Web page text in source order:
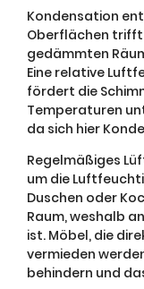
Kondensation
Oberflächen
gedämmten
Eine relative
fördert die
Temperaturen
da sich hier
Regelmäßiges
um die
Duschen oder
Raum, weshalb
ist. Möbel, die
vermieden
behindern und